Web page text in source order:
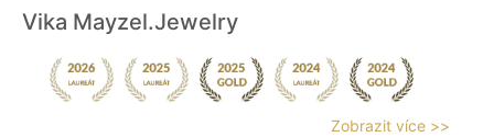
Vika Mayzel.Jewelry
Zobrazit více >>